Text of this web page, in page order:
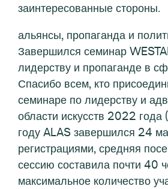
заинтересованные стороны.
альянсы, пропаганда и
Завершился семинар
лидерству и пропаганде в
Спасибо всем, кто
семинаре по лидерству и
области искусств 2022 года
году ALAS завершился 24
регистрациями, средняя
сессию составила почти 40
максимальное количество